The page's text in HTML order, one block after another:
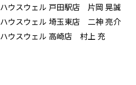
ハウスウェル 戸田駅店 片岡 晃誠
ハウスウェル 埼玉東店 二神 亮介
ハウスウェル 高崎店 村上 充